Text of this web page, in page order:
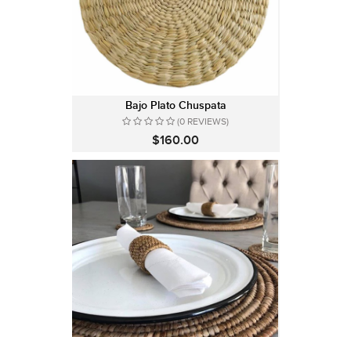
Bajo Plato Chuspata
(0 REVIEWS)
$160.00